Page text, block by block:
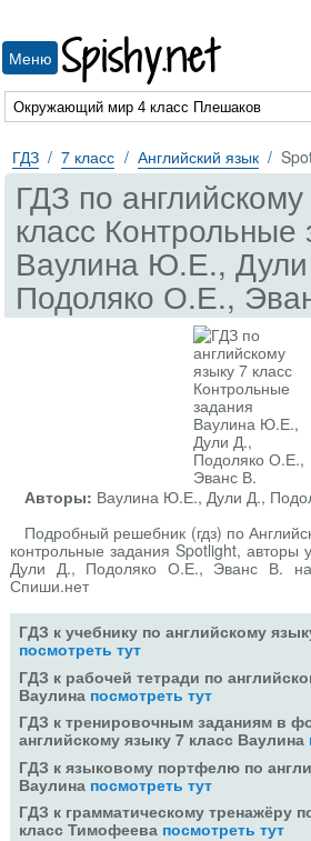
Меню Spishy.net
ГДЗ 7 класс Английский язык
ГДЗ по
класс Контрольные
Ваулина Ю.Е.,
Подоляко О.Е.,
Авторы: Ваулина Ю.Е., Дули Д.,
Подробный решебник (гдз) по
контрольные задания Spotlight,
Дули Д., Подоляко О.Е., Эванс В.
Спиши.нет
ГДЗ к учебнику по английскому
посмотреть тут
ГДЗ к рабочей тетради по
Ваулина посмотреть тут
ГДЗ к тренировочным заданиям в
английскому языку 7 класс Ваулина
ГДЗ к языковому портфелю по
Ваулина посмотреть тут
ГДЗ к грамматическому тренажёру
класс Тимофеева посмотреть тут